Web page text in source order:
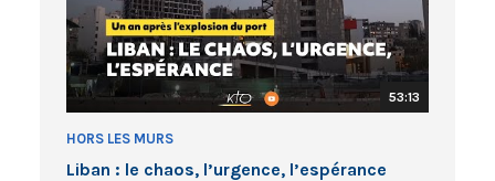
53:13
HORS LES MURS
Liban : le chaos, l’urgence, l’espérance